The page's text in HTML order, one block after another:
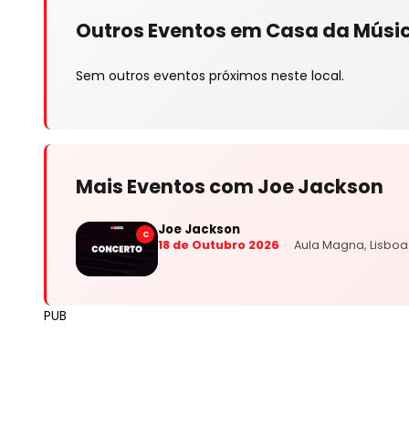
Outros Eventos em Casa da
Sem outros eventos próximos neste local.
Mais Eventos com Joe Jackson
C Joe Jackson
18 de Outubro 2026 Aula Magna, Lisboa
PUB